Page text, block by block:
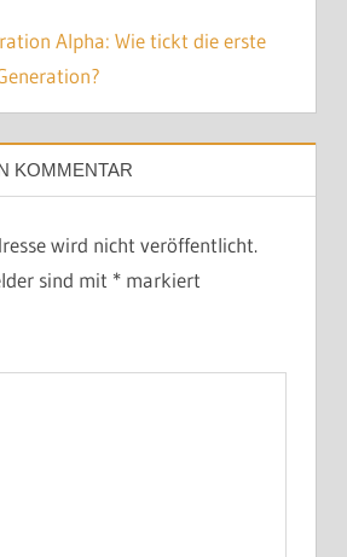
Alpha: Wie tickt die erste
KOMMENTAR
wird nicht veröffentlicht.
sind mit *markiert